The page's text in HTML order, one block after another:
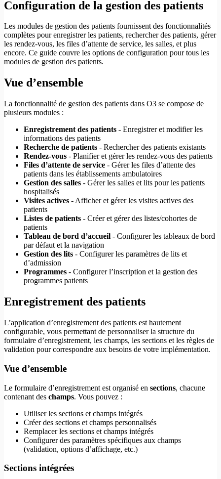
Configuration de la gestion des patients
Les modules de gestion des patients fournissent des fonctionnalités
complètes pour enregistrer les patients, rechercher des patients, gérer
les rendez-vous, les files d’attente de service, les salles, et plus
encore. Ce guide couvre les options de configuration pour tous les
modules de gestion des patients.
Vue d’ensemble
La fonctionnalité de gestion des patients dans O3 se compose de
plusieurs modules :
Enregistrement des patients - Enregistrer et modifier les
informations des patients
Recherche de patients - Rechercher des patients existants
Rendez-vous - Planifier et gérer les rendez-vous des patients
Files d’attente de service - Gérer les files d’attente des
patients dans les établissements ambulatoires
Gestion des salles - Gérer les salles et lits pour les patients
hospitalisés
Visites actives - Afficher et gérer les visites actives des
patients
Listes de patients - Créer et gérer des listes/cohortes de
patients
Tableau de bord d’accueil - Configurer les tableaux de bord
par défaut et la navigation
Gestion des lits - Configurer les paramètres de lits et
d’admission
Programmes - Configurer l’inscription et la gestion des
programmes patients
Enregistrement des patients
L’application d’enregistrement des patients est hautement
configurable, vous permettant de personnaliser la structure du
formulaire d’enregistrement, les champs, les sections et les règles de
validation pour correspondre aux besoins de votre implémentation.
Vue d’ensemble
Le formulaire d’enregistrement est organisé en sections, chacune
contenant des champs. Vous pouvez :
Utiliser les sections et champs intégrés
Créer des sections et champs personnalisés
Remplacer les sections et champs intégrés
Configurer des paramètres spécifiques aux champs
(validation, options d’affichage, etc.)
Sections intégrées